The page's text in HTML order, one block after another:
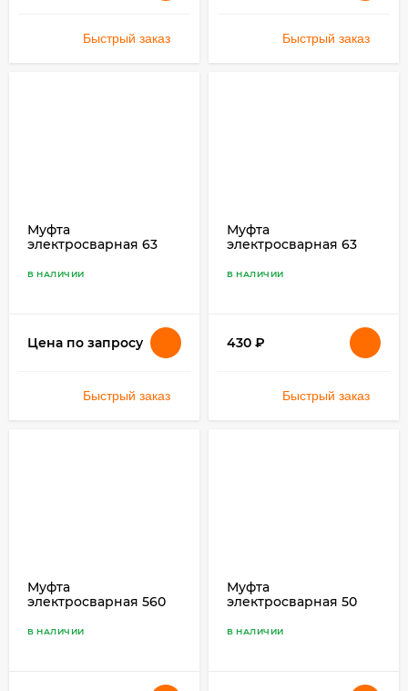
Быстрый заказ Быстрый заказ
Муфта
электросварная 63
В НАЛИЧИИ
Цена по запросу
Быстрый заказ
Муфта
электросварная 63
В НАЛИЧИИ
430 ₽
Быстрый заказ
Муфта
электросварная 560
В НАЛИЧИИ
Муфта
электросварная 50
В НАЛИЧИИ